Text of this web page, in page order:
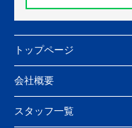
トップページ
会社概要
スタッフ一覧